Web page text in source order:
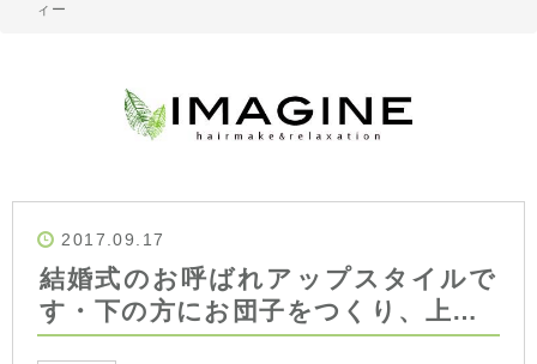
ィー
2017.09.17
結婚式のお呼ばれアップスタイルで
す︎・下の方にお団子をつくり、上…